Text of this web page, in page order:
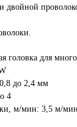
двойной
головка для
до 2,4 мм
4
м/мин: 3,5 м/мин